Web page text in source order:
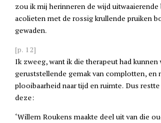
zou ik mij herinneren de wijd
acolieten met de rossig krullende pruiken
gewaden.
[p. 12]
Ik zweeg, want ik die therapeut had
geruststellende gemak van complotten, en
plooibaarheid naar tijd en ruimte. Dus
deze:
‘Willem Roukens maakte deel uit van die